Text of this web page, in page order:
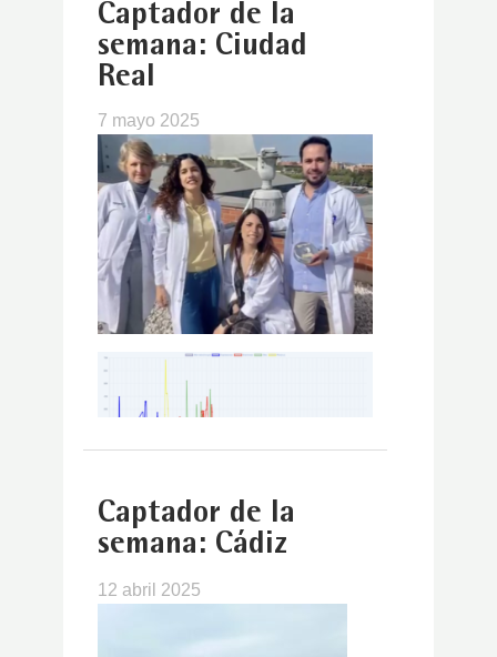
Captador de la
semana: Ciudad
Real
7 mayo 2025
Captador de la
semana: Cádiz
12 abril 2025